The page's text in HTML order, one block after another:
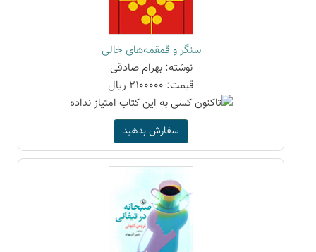
سنگر و قمقمه‌های خالی
نوشته: بهرام صادقی
قیمت: 2100000 ریال
سفارش بدهید